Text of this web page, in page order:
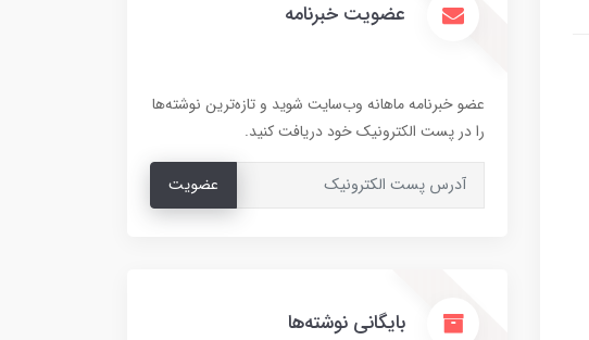
عضویت خبرنامه
عضو خبرنامه ماهانه وب‌سایت شوید و تازه‌ترین نوشته‌ها
را در پست الکترونیک خود دریافت کنید.
عضویت
بایگانی نوشته‌ها